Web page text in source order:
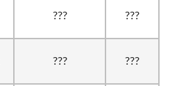
??? ???
??? ???